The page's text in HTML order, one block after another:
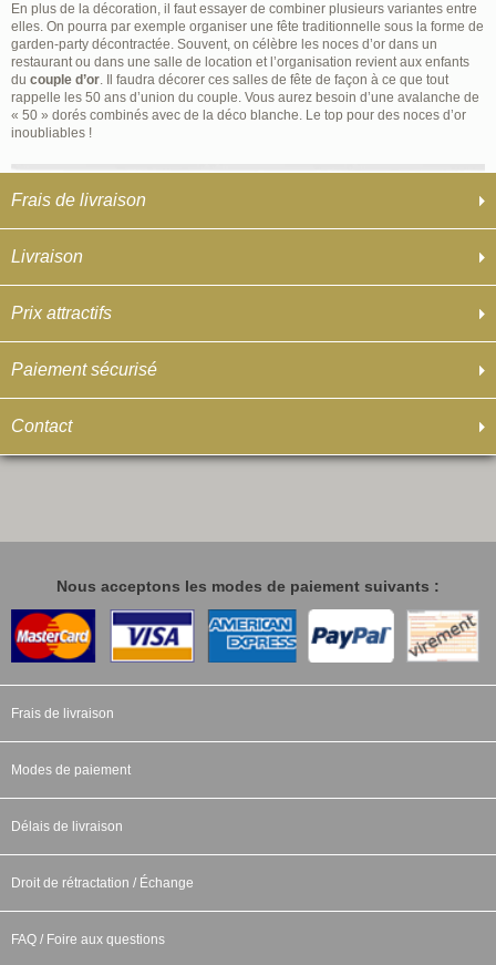
Frais de livraison
Livraison
Prix attractifs
Paiement sécurisé
Contact
En plus de la décoration, il faut essayer de combiner plusieurs variantes entre
elles. On pourra par exemple organiser une fête traditionnelle sous la forme de
garden-party décontractée. Souvent, on célèbre les noces d’or dans un
restaurant ou dans une salle de location et l’organisation revient aux enfants
du couple d’or. Il faudra décorer ces salles de fête de façon à ce que tout
rappelle les 50 ans d’union du couple. Vous aurez besoin d’une avalanche de
« 50 » dorés combinés avec de la déco blanche. Le top pour des noces d’or
inoubliables !
Nous acceptons les modes de paiement suivants :
Frais de livraison
Modes de paiement
Délais de livraison
Droit de rétractation / Échange
FAQ / Foire aux questions